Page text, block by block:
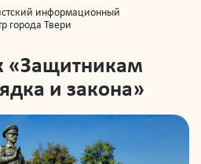
информационный
города Твери
«Защитникам
и закона»